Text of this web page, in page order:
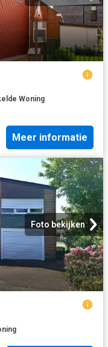
Woning
Meer informatie
Foto bekijken